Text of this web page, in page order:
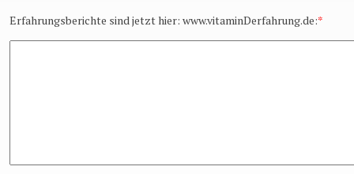
Erfahrungsberichte sind jetzt hier: www.vitaminDerfahrung.de:*